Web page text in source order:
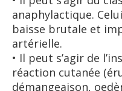
anaphylactique.
baisse brutale et
artérielle.
• Il peut s’agir de
réaction cutanée
démangeaison,